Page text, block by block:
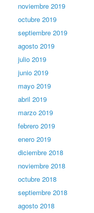
noviembre 2019
octubre 2019
septiembre 2019
agosto 2019
julio 2019
junio 2019
mayo 2019
abril 2019
marzo 2019
febrero 2019
enero 2019
diciembre 2018
noviembre 2018
octubre 2018
septiembre 2018
agosto 2018